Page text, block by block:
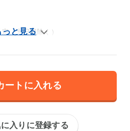
（土日祝除く）
ートに入れる
入りに登録する